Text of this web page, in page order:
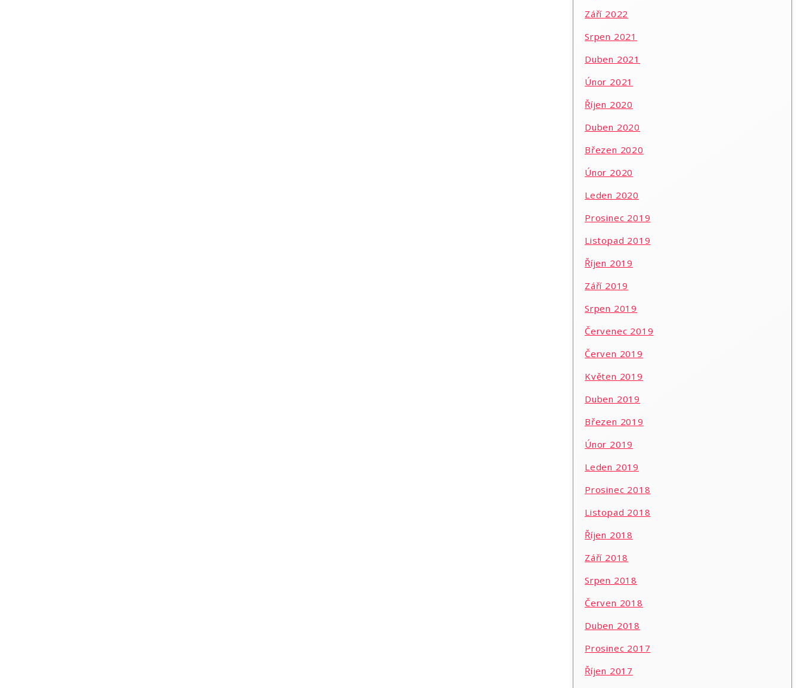
Září 2022
Srpen 2021
Duben 2021
Únor 2021
Říjen 2020
Duben 2020
Březen 2020
Únor 2020
Leden 2020
Prosinec 2019
Listopad 2019
Říjen 2019
Září 2019
Srpen 2019
Červenec 2019
Červen 2019
Květen 2019
Duben 2019
Březen 2019
Únor 2019
Leden 2019
Prosinec 2018
Listopad 2018
Říjen 2018
Září 2018
Srpen 2018
Červen 2018
Duben 2018
Prosinec 2017
Říjen 2017